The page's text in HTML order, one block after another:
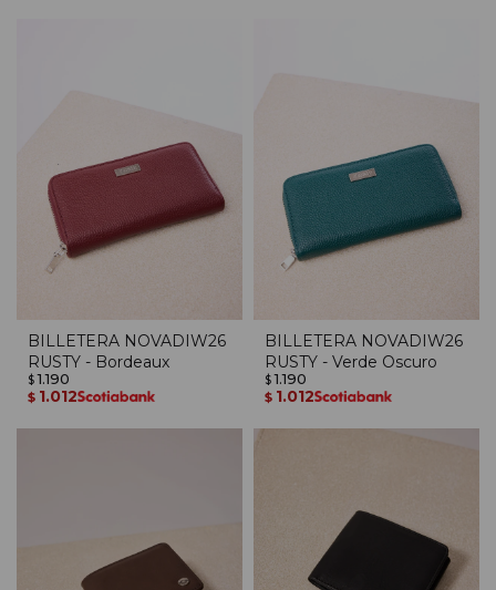
BILLETERA NOVADIW26
RUSTY - Bordeaux
$ 1.190
$ 1.012
BILLETERA NOVADIW26
RUSTY - Verde Oscuro
$ 1.190
$ 1.012